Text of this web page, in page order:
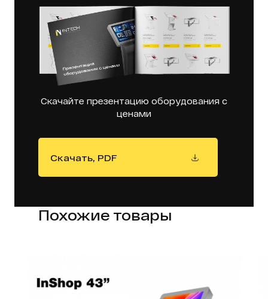
Скачайте презентацию оборудования с
ценами
Скачать, PDF
Похожие товары